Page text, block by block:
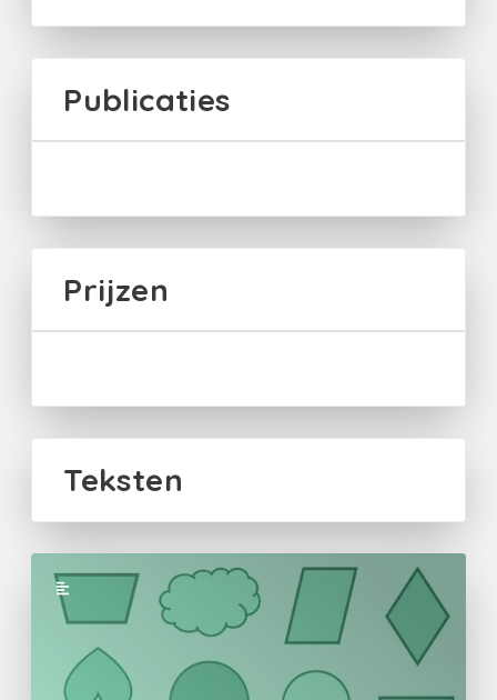
Publicaties
Prijzen
Teksten